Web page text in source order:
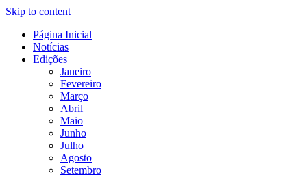
Skip to content
É Ribatejo – Revista Social
Online
Revista Social Online
Página Inicial
Notícias
Edições
Janeiro
Fevereiro
Março
Abril
Maio
Junho
Julho
Agosto
Setembro